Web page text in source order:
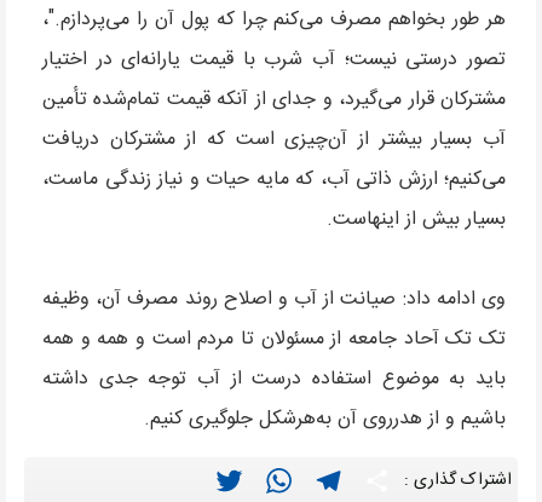
هر طور بخواهم مصرف می‌کنم چرا که پول آن را می‌پردازم."،
تصور درستی نیست؛ آب شرب با قیمت یارانه‌ای در اختیار
مشترکان قرار می‌گیرد، و جدای از آنکه قیمت تمام‌شده تأمین
آب بسیار بیشتر از آن‌چیزی است که از مشترکان دریافت
می‌کنیم؛ ارزش ذاتی آب، که مایه حیات و نیاز زندگی ماست،
بسیار بیش از اینهاست.
وی ادامه داد: صیانت از آب و اصلاح روند مصرف آن، وظیفه
تک تک آحاد جامعه از مسئولان تا مردم است و همه و همه
باید به موضوع استفاده درست از آب توجه جدی داشته
باشیم و از هدرروی آن به‌هرشکل جلوگیری کنیم.
اشتراک گذاری : Twitter
WhatsAppTelegram